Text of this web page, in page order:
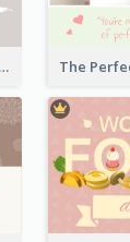
Porcelain Painting Facebook Post